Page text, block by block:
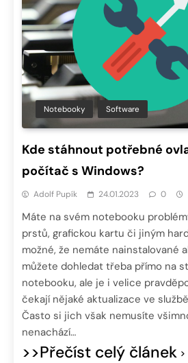
Notebooky Software
Kde stáhnout potřebné
počítač s Windows?
Adolf Pupík 24.01.2023 0
Máte na svém notebooku
prstů, grafickou kartu či jiným
možné, že nemáte nainstalované
můžete dohledat třeba přímo na
notebooku, ale je i velice
čekají nějaké aktualizace ve
Často si jich však nemusíte
nenachází…
>>Přečíst celý článek